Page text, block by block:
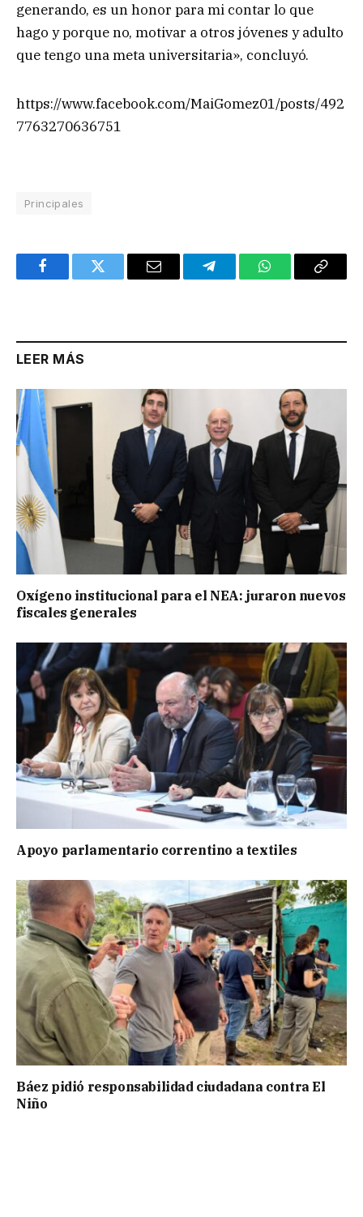
generando, es un honor para mi contar lo que
hago y porque no, motivar a otros jóvenes y adulto
que tengo una meta universitaria», concluyó.
https://www.facebook.com/MaiGomez01/posts/492
7763270636751
Principales
FacebookTwitter Email TelegramWhatsAppCopy
LEER MÁS
Oxígeno institucional para el NEA: juraron nuevos
fiscales generales
Apoyo parlamentario correntino a textiles
Báez pidió responsabilidad ciudadana contra El
Niño